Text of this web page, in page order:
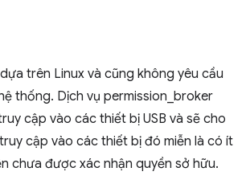
trên Linux và cũng không yêu cầu
thống. Dịch vụ permission_broker
cập vào các thiết bị USB và sẽ cho
cập vào các thiết bị đó miễn là có ít
chưa được xác nhận quyền sở hữu.